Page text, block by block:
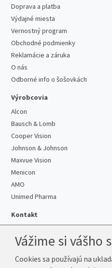
Doprava a platba
Výdajné miesta
Vernostný program
Obchodné podmienky
Reklamácie a záruka
O nás
Odborné info o šošovkách
Výrobcovia
Alcon
Bausch & Lomb
Cooper Vision
Johnson & Johnson
Maxvue Vision
Menicon
AMO
Unimed Pharma
Kontakt
Telefón:+421 222 205 863
Vážime si vášho
Cookies sa používajú na